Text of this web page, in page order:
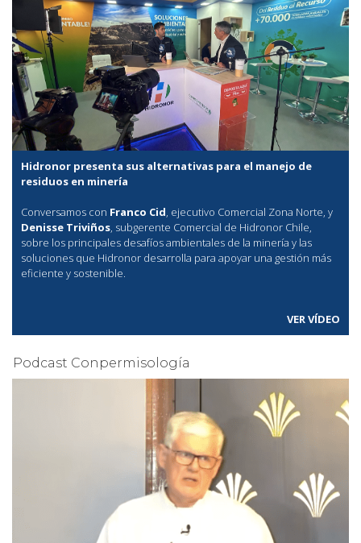
Hidronor presenta sus alternativas para el manejo de
residuos en minería
Conversamos con Franco Cid, ejecutivo Comercial Zona Norte, y
Denisse Triviños, subgerente Comercial de Hidronor Chile,
sobre los principales desafíos ambientales de la minería y las
soluciones que Hidronor desarrolla para apoyar una gestión más
eficiente y sostenible.
VER VÍDEO
Podcast Conpermisología